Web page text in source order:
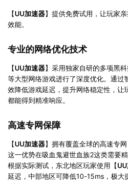
【UU加速器】提供免费试用，让玩家
效能。
专业的网络优化技术
【UU加速器】采用独家自研的多项黑
等大型网络游戏进行了深度优化。通过
效降低游戏延迟，提升网络稳定性，让
都能得到精准响应。
高速专网保障
【UU加速器】拥有覆盖全球的高速专
这一优势在吸血鬼避世血族2这类需要
根据实际测试，东北地区玩家使用【
延迟，中部地区可降低10-15ms，极大